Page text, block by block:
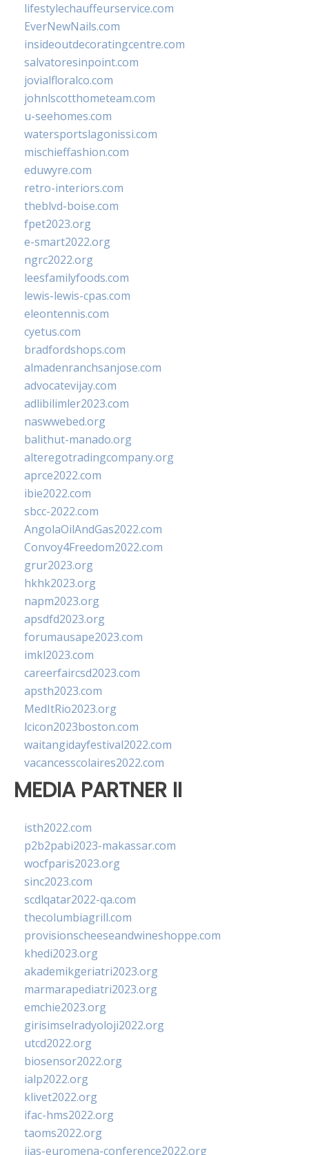
lifestylechauffeurservice.com
EverNewNails.com
insideoutdecoratingcentre.com
salvatoresinpoint.com
jovialfloralco.com
johnlscotthometeam.com
u-seehomes.com
watersportslagonissi.com
mischieffashion.com
eduwyre.com
retro-interiors.com
theblvd-boise.com
fpet2023.org
e-smart2022.org
ngrc2022.org
leesfamilyfoods.com
lewis-lewis-cpas.com
eleontennis.com
cyetus.com
bradfordshops.com
almadenranchsanjose.com
advocatevijay.com
adlibilimler2023.com
naswwebed.org
balithut-manado.org
alteregotradingcompany.org
aprce2022.com
ibie2022.com
sbcc-2022.com
AngolaOilAndGas2022.com
Convoy4Freedom2022.com
grur2023.org
hkhk2023.org
napm2023.org
apsdfd2023.org
forumausape2023.com
imkl2023.com
careerfaircsd2023.com
apsth2023.com
MedItRio2023.org
lcicon2023boston.com
waitangidayfestival2022.com
vacancesscolaires2022.com
MEDIA PARTNER II
isth2022.com
p2b2pabi2023-makassar.com
wocfparis2023.org
sinc2023.com
scdlqatar2022-qa.com
thecolumbiagrill.com
provisionscheeseandwineshoppe.com
khedi2023.org
akademikgeriatri2023.org
marmarapediatri2023.org
emchie2023.org
girisimselradyoloji2022.org
utcd2022.org
biosensor2022.org
ialp2022.org
klivet2022.org
ifac-hms2022.org
taoms2022.org
iias-euromena-conference2022.org